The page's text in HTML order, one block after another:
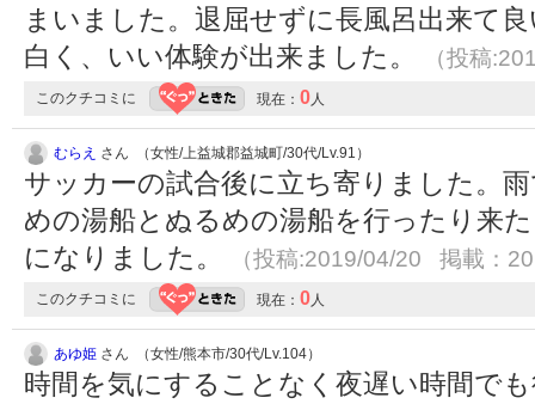
まいました。退屈せずに長風呂出来て
白く、いい体験が出来ました。
（投稿
このクチコミに 現在： 0人
むらえ さん （女性/上益城郡益城町/30代/Lv.91）
サッカーの試合後に立ち寄りました。
めの湯船とぬるめの湯船を行ったり来
になりました。
（投稿:2019/04/20 掲載：
このクチコミに 現在： 0人
あゆ姫 さん （女性/熊本市/30代/Lv.104）
時間を気にすることなく夜遅い時間で